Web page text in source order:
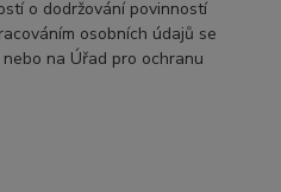
o dodržování povinností
osobních údajů se
na Úřad pro ochranu